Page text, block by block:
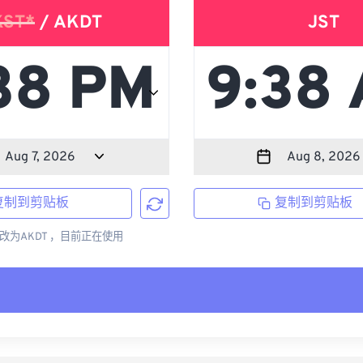
/ AKDT
制到剪贴板
为AKDT ，目前正在使用
JST
复制到剪贴板